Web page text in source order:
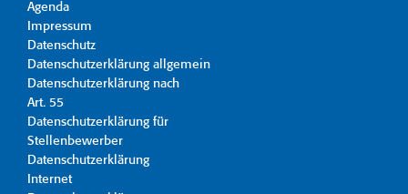
Agenda
Impressum
Datenschutz
Datenschutzerklärung allgemein
Datenschutzerklärung nach
Art. 55
Datenschutzerklärung für
Stellenbewerber
Datenschutzerklärung
Internet